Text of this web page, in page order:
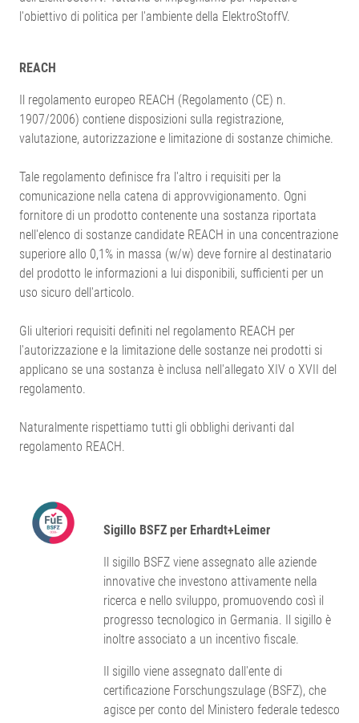
l'obiettivo di politica per l'ambiente della ElektroStoffV.
REACH
Il regolamento europeo REACH (Regolamento (CE) n.
1907/2006) contiene disposizioni sulla registrazione,
valutazione, autorizzazione e limitazione di sostanze chimiche.
Tale regolamento definisce fra l'altro i requisiti per la
comunicazione nella catena di approvvigionamento. Ogni
fornitore di un prodotto contenente una sostanza riportata
nell'elenco di sostanze candidate REACH in una concentrazione
superiore allo 0,1% in massa (w/w) deve fornire al destinatario
del prodotto le informazioni a lui disponibili, sufficienti per un
uso sicuro dell'articolo.
Gli ulteriori requisiti definiti nel regolamento REACH per
l'autorizzazione e la limitazione delle sostanze nei prodotti si
applicano se una sostanza è inclusa nell'allegato XIV o XVII del
regolamento.
Naturalmente rispettiamo tutti gli obblighi derivanti dal
regolamento REACH.
Sigillo BSFZ per Erhardt+Leimer
Il sigillo BSFZ viene assegnato alle aziende
innovative che investono attivamente nella
ricerca e nello sviluppo, promuovendo così il
progresso tecnologico in Germania. Il sigillo è
inoltre associato a un incentivo fiscale.
Il sigillo viene assegnato dall'ente di
certificazione Forschungszulage (BSFZ), che
agisce per conto del Ministero federale tedesco